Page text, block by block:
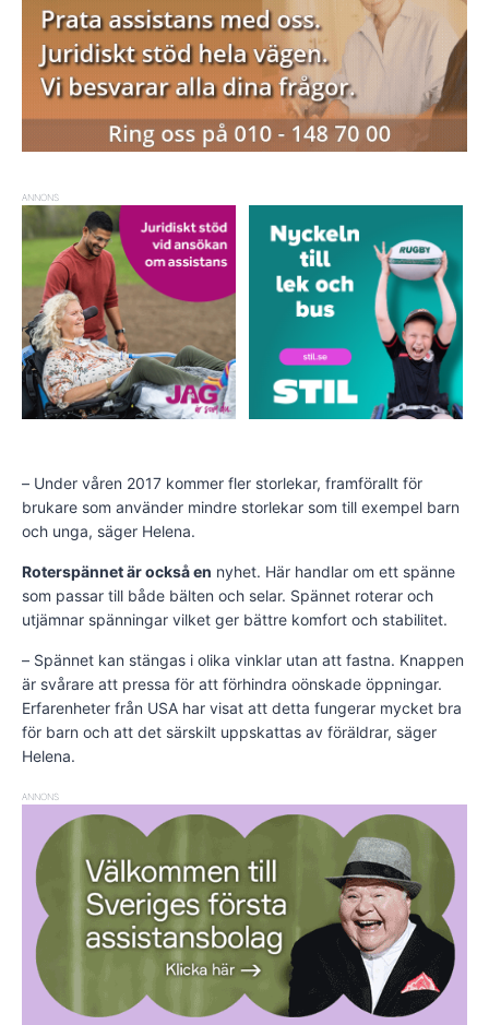
ANNONS
– Under våren 2017 kommer fler storlekar, framförallt för
brukare som använder mindre storlekar som till exempel barn
och unga, säger Helena.
Roterspännet är också en nyhet. Här handlar om ett spänne
som passar till både bälten och selar. Spännet roterar och
utjämnar spänningar vilket ger bättre komfort och stabilitet.
– Spännet kan stängas i olika vinklar utan att fastna. Knappen
är svårare att pressa för att förhindra oönskade öppningar.
Erfarenheter från USA har visat att detta fungerar mycket bra
för barn och att det särskilt uppskattas av föräldrar, säger
Helena.
ANNONS